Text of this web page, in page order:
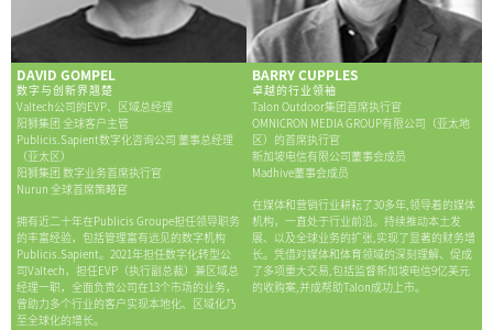
DAVID GOMPEL
数字与创新界翘楚
Valtech公司的EVP、区域总经理
阳狮集团 全球客户主管
Publicis.Sapient数字化咨询公司 董事总经理
（亚太区）
阳狮集团 数字业务首席执行官
Nurun 全球首席策略官
拥有近二十年在Publicis Groupe担任领导职务
的丰富经验，包括管理富有远见的数字机构
Publicis.Sapient。2021年担任数字化转型公
司Valtech，担任EVP（执行副总裁）兼区域总
经理一职，全面负责公司在13个市场的业务，
曾助力多个行业的客户实现本地化、区域化乃
至全球化的增长。
BARRY CUPPLES
卓越的行业领袖
Talon Outdoor集团首席执行官
OMNICRON MEDIA GROUP有限公司（亚太地
区）的首席执行官
新加坡电信有限公司董事会成员
Madhive董事会成员
在媒体和营销行业耕耘了30多年,领导着的媒体
机构，一直处于行业前沿。持续推动本土发
展、以及全球业务的扩张,实现了显著的财务增
长。凭借对媒体和体育领域的深刻理解、促成
了多项重大交易,包括监督新加坡电信9亿美元
的收购案,并成帮助Talon成功上市。